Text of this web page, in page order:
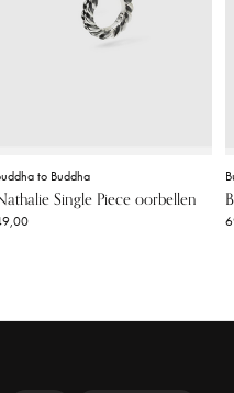
to Buddha
Single Piece oorbellen